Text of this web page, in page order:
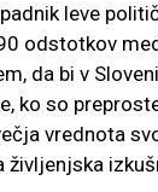
leve
odstotkov
da bi v
ko so
vrednota
življenjska